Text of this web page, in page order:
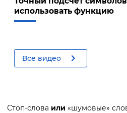
использовать функцию
Все видео
Стоп-слова или «шумовые»